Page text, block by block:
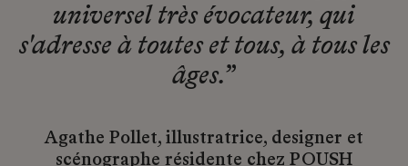
universel très évocateur, qui
s'adresse à toutes et tous, à tous les
âges.”
Agathe Pollet, illustratrice, designer et
scénographe résidente chez POUSH